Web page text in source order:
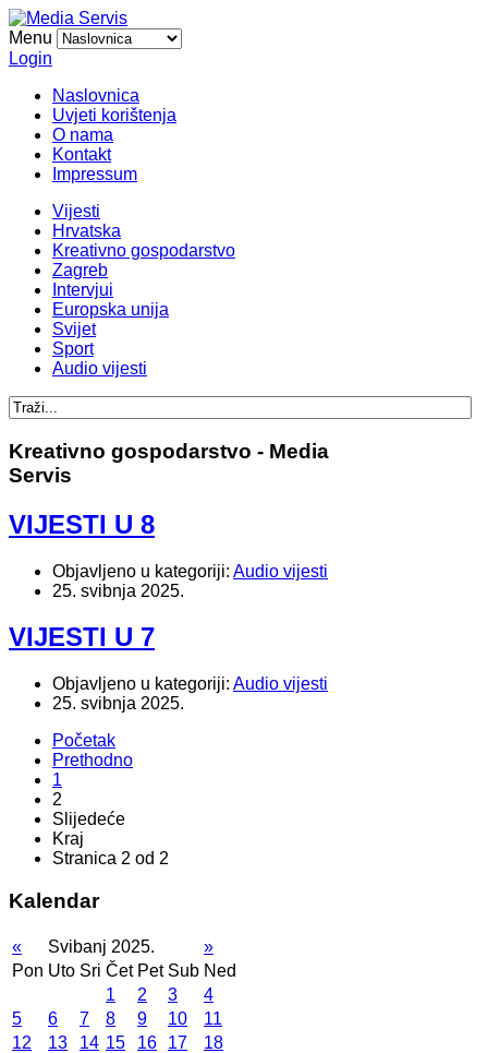
Menu
Login
Naslovnica
Uvjeti korištenja
O nama
Kontakt
Impressum
Vijesti
Hrvatska
Kreativno gospodarstvo
Zagreb
Intervjui
Europska unija
Svijet
Sport
Audio vijesti
Kreativno gospodarstvo - Media
Servis
VIJESTI U 8
Objavljeno u kategoriji: Audio vijesti
25. svibnja 2025.
VIJESTI U 7
Objavljeno u kategoriji: Audio vijesti
25. svibnja 2025.
Početak
Prethodno
1
2
Slijedeće
Kraj
Stranica 2 od 2
Kalendar
« Svibanj 2025.
»
Pon Uto Sri Čet Pet Sub Ned
1
2 3
4
5
6 7 8 9 10
11
12
13 14 15 16 17
18